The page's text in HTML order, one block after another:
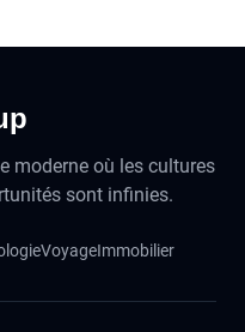
moderne où les cultures
sont infinies.
VoyageImmobilier